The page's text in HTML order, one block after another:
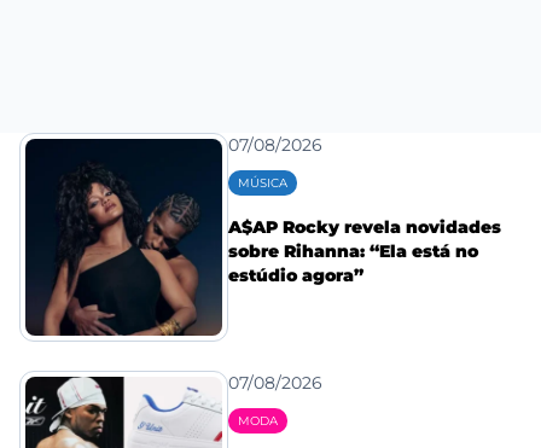
07/08/2026
MÚSICA
A$AP Rocky revela novidades
sobre Rihanna: “Ela está no
estúdio agora”
07/08/2026
MODA